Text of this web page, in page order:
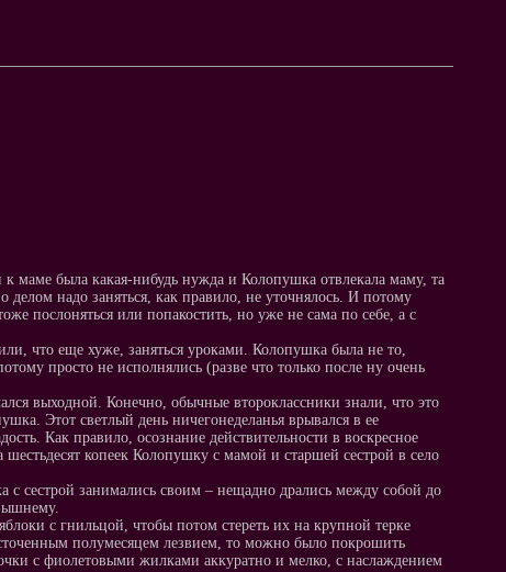
маме была какая-нибудь нужда и Колопушка отвлекала маму, та
надо заняться, как правило, не уточнялось. И потому
послоняться или попакостить, но уже не сама по себе, а с
что еще хуже, заняться уроками. Колопушка была не то,
просто не исполнялись (разве что только после ну очень
выходной. Конечно, обычные второклассники знали, что это
Этот светлый день ничегонеделанья врывался в ее
Как правило, осознание действительности в воскресное
шестьдесят копеек Колопушку с мамой и старшей сестрой в село
сестрой занимались своим – нещадно дрались между собой до
с гнильцой, чтобы потом стереть их на крупной терке
полумесяцем лезвием, то можно было покрошить
с фиолетовыми жилками аккуратно и мелко, с наслаждением